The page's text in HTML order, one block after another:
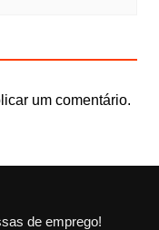
um comentário.
de emprego!